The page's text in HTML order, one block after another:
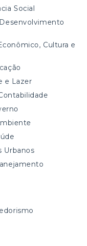
Social
Cultura e
e Lazer
Urbanos